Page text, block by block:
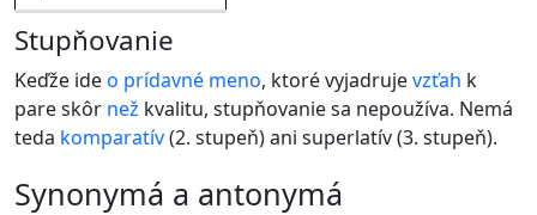
Stupňovanie
Keďže ideo prídavné meno, ktoré vyjadrujevzťah k
pare skôr než kvalitu, stupňovanie sa nepoužíva. Nemá
teda komparatív(2. stupeň) ani superlatív (3. stupeň).
synonymá a antonymá